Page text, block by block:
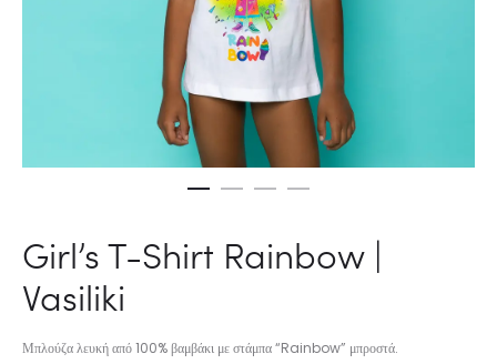
Girl’s T-Shirt Rainbow |
Vasiliki
Μπλούζα λευκή από 100% βαμβάκι με στάμπα “Rainbow” μπροστά.